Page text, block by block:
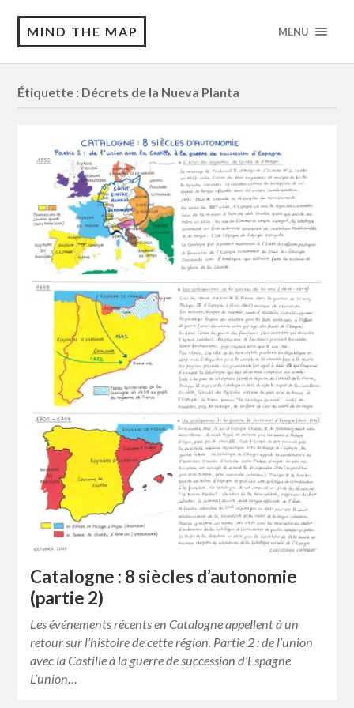
MIND THE MAP MENU
Étiquette : Décrets de la Nueva Planta
Catalogne : 8 siècles d’autonomie
(partie 2)
Les événements récents en Catalogne appellent à un
retour sur l’histoire de cette région. Partie 2 : de l’union
avec la Castille à la guerre de succession d’Espagne
L’union…